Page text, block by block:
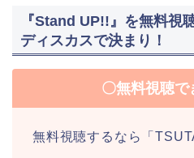
『Stand UP!!』を無料視
ディスカスで決まり！
〇無料視聴で
無料視聴するなら「